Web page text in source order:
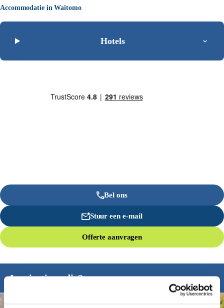
Accommodatie in Waitomo
Hotels
Bel ons
Stuur een e-mail
Offerte aanvragen
Inspiratie nodig?